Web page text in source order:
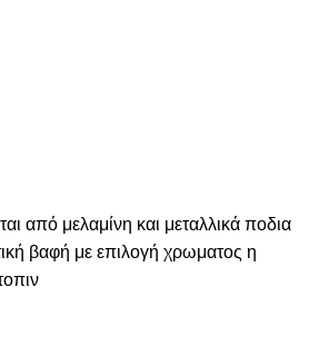
από μελαμίνη και μεταλλικά ποδια
βαφή με επιλογή χρωματος η